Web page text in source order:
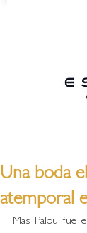
Una boda
atemporal
Mas Palou fue